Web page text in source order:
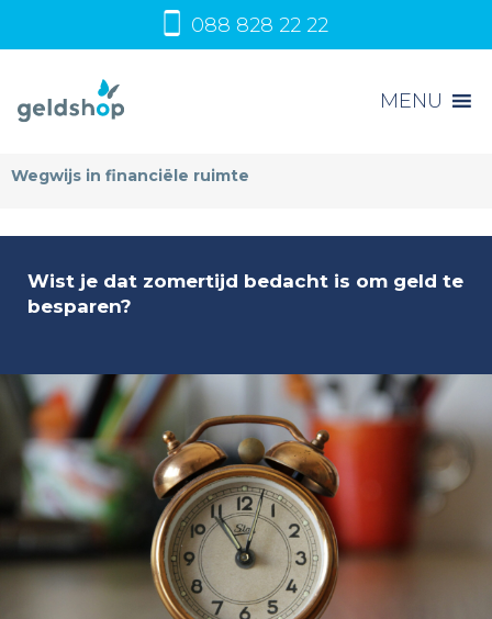
088 828 22 22
MENU
Wegwijs in financiële ruimte
Wist je dat zomertijd bedacht is om geld te
besparen?